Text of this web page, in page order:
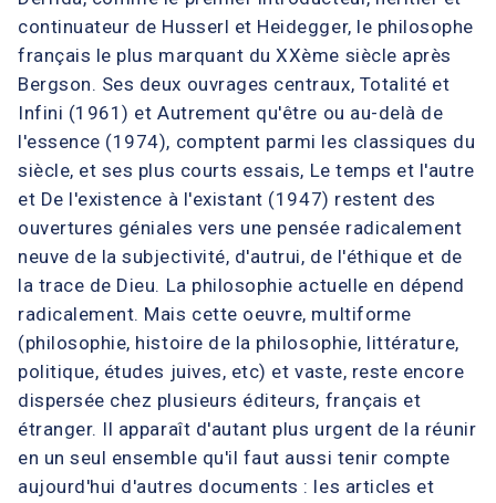
continuateur de Husserl et Heidegger, le philosophe
français le plus marquant du XXème siècle après
Bergson. Ses deux ouvrages centraux, Totalité et
Infini (1961) et Autrement qu'être ou au-delà de
l'essence (1974), comptent parmi les classiques du
siècle, et ses plus courts essais, Le temps et l'autre
et De l'existence à l'existant (1947) restent des
ouvertures géniales vers une pensée radicalement
neuve de la subjectivité, d'autrui, de l'éthique et de
la trace de Dieu. La philosophie actuelle en dépend
radicalement. Mais cette oeuvre, multiforme
(philosophie, histoire de la philosophie, littérature,
politique, études juives, etc) et vaste, reste encore
dispersée chez plusieurs éditeurs, français et
étranger. Il apparaît d'autant plus urgent de la réunir
en un seul ensemble qu'il faut aussi tenir compte
aujourd'hui d'autres documents : les articles et